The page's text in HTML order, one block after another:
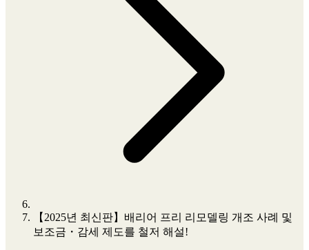
【2025년 최신판】배리어 프리 리모델링 개조 사례 및
보조금・감세 제도를 철저 해설!